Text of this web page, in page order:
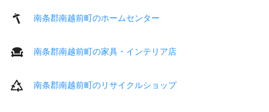
南条郡南越前町のホームセンター
南条郡南越前町の家具・インテリア店
南条郡南越前町のリサイクルショップ